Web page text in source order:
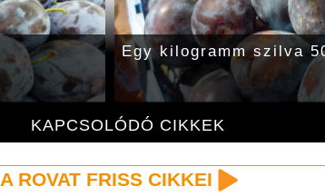
KAPCSOLÓDÓ CIKKEK
Egy kilogramm szilva
A ROVAT FRISS CIKKEI